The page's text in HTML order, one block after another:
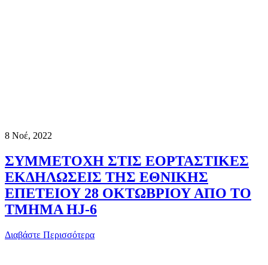
8 Νοέ, 2022
ΣΥΜΜΕΤΟΧΗ ΣΤΙΣ ΕΟΡΤΑΣΤΙΚΕΣ
ΕΚΔΗΛΩΣΕΙΣ ΤΗΣ ΕΘΝΙΚΗΣ
ΕΠΕΤΕΙΟΥ 28 ΟΚΤΩΒΡΙΟΥ ΑΠΟ ΤΟ
ΤΜΗΜΑ HJ-6
Διαβάστε Περισσότερα